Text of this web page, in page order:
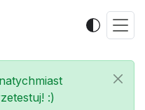
:)